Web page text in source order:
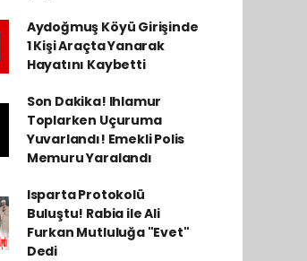
Aydoğmuş Köyü Girişinde
1 Kişi Araçta Yanarak
Hayatını Kaybetti
Son Dakika! Ihlamur
Toplarken Uçuruma
Yuvarlandı! Emekli Polis
Memuru Yaralandı
Isparta Protokolü
Buluştu! Rabia ile Ali
Furkan Mutluluğa "Evet"
Dedi